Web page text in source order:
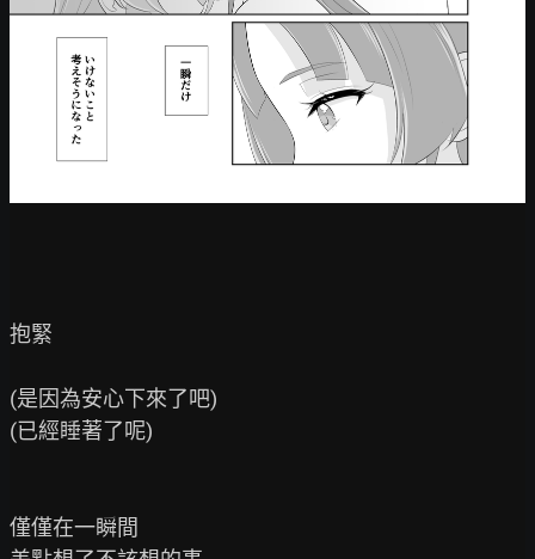
抱緊
(是因為安心下來了吧)
(已經睡著了呢)
僅僅在一瞬間